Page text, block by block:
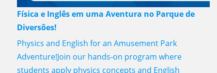
Física e Inglês em uma Aventura no Parque de
Diversões!
Physics and English for an Amusement Park
Adventure!Join our hands-on program where
students apply physics concepts and English